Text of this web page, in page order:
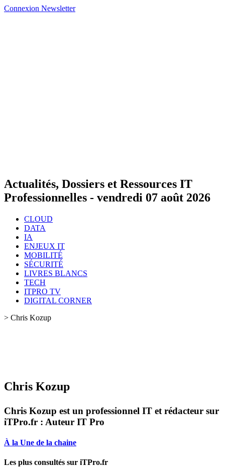
Connexion Newsletter
Actualités, Dossiers et Ressources IT
Professionnelles - vendredi 07 août 2026
CLOUD
DATA
IA
ENJEUX IT
MOBILITÉ
SÉCURITÉ
LIVRES BLANCS
TECH
ITPRO TV
DIGITAL CORNER
> Chris Kozup
Chris Kozup
Chris Kozup est un professionnel IT et rédacteur sur
iTPro.fr : Auteur IT Pro
À la Une de la chaine
Les plus consultés sur iTPro.fr